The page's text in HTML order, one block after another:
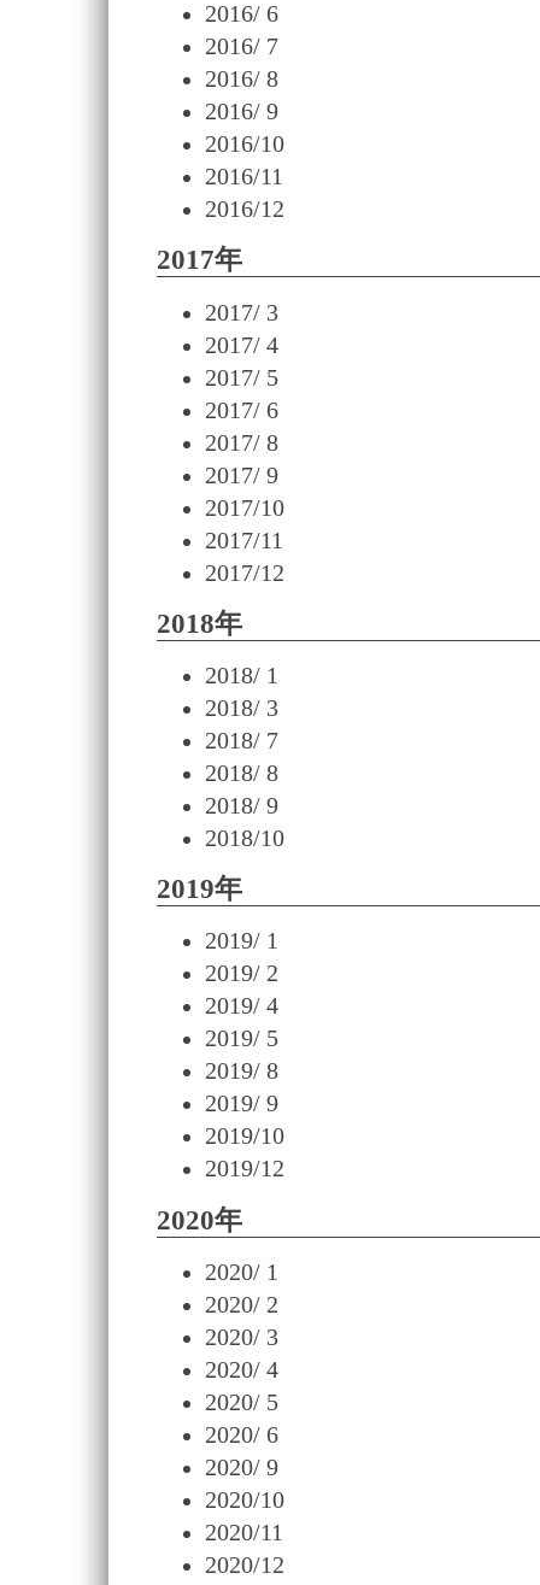
2016/ 6
2016/ 7
2016/ 8
2016/ 9
2016/10
2016/11
2016/12
2017年
2017/ 3
2017/ 4
2017/ 5
2017/ 6
2017/ 8
2017/ 9
2017/10
2017/11
2017/12
2018年
2018/ 1
2018/ 3
2018/ 7
2018/ 8
2018/ 9
2018/10
2019年
2019/ 1
2019/ 2
2019/ 4
2019/ 5
2019/ 8
2019/ 9
2019/10
2019/12
2020年
2020/ 1
2020/ 2
2020/ 3
2020/ 4
2020/ 5
2020/ 6
2020/ 9
2020/10
2020/11
2020/12